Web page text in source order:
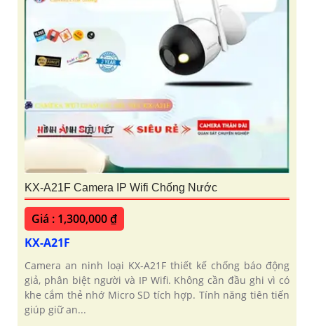
KX-A21F Camera IP Wifi Chống Nước
Giá : 1,300,000 ₫
KX-A21F
Camera an ninh loại KX-A21F thiết kế chống báo động
giả, phân biệt người và IP Wifi. Không cần đầu ghi vì có
khe cắm thẻ nhớ Micro SD tích hợp. Tính năng tiên tiến
giúp giữ an...